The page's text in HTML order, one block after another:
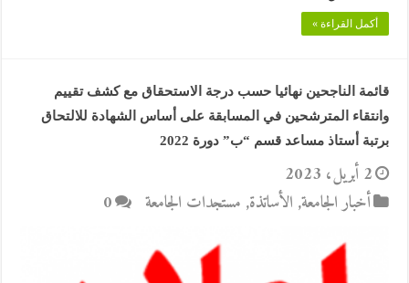
أكمل القراءة »
قائمة الناجحين نهائيا حسب درجة الاستحقاق مع كشف تقييم
وانتقاء المترشحين في المسابقة على أساس الشهادة للالتحاق
برتبة أستاذ مساعد قسم “ب” دورة 2022
2 أبريل، 2023
أخبار الجامعة, الأساتذة, مستجدات الجامعة 0